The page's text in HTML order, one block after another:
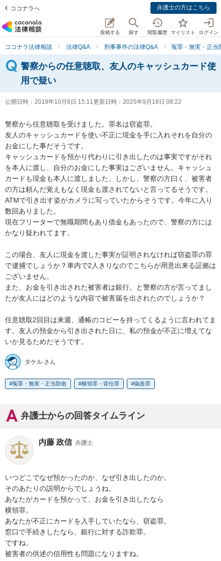
ココナラへ 弁護士の方はこちら
投稿する 探す 閲覧履歴 マイリスト ログイン
ココナラ法律相談 法律Q&A 刑事事件の法律Q&A 冤罪・無実・正当
警察からの任意聴取、友人のキャッシュカード使
用で疑い
公開日時： 2019年10月6日 15:11更新日時： 2025年9月18日 08:22
警察から任意聴取を受けました。罪名は窃盗罪。
友人のキャッシュカードを使い不正に現金を手に入れそれを自分の
お金にした事だそうです。
キャッシュカードを預かり代わりに引き出したのは事実ですがそれ
を本人に渡し、自分のお金にした事実はございません。キャッシュ
カードも現金も本人に渡しました。しかし、警察の方曰く、被害者
の方は頼んだ覚えもなく現金も渡されてないと言ってるそうです。
ATMで引き出す姿がカメラに写っていたからそうです。今年に入り
数回ありました。
現在フリーターで無職期間もあり借金もあったので、警察の方には
かなり疑われてます。
この場合、友人に現金を渡した事実が証明されなければ窃盗罪の罪
で逮捕でしょうか？車内で2人きりなのでこちらが用意出来る証拠は
ございません。
また、お金を引き出された被害者は銀行。と警察の方が言ってまし
たが友人にはどのような内容で被害届を出されたのでしょうか？
任意聴取2回目は来週、通帳のコピーを持ってくるように言われてま
す。友人の預金から引き出された日に、私の預金が不正に増えてな
いか見るためだそうです。
タケル さん
冤罪・無実・正当防衛 横領罪・背任罪 偽造罪
弁護士からの回答タイムライン
内藤 政信 弁護士
いつどこでなぜ預かったのか、なぜ引き出したのか。
そのあたりの説明からでしょうね。
あなたがカードを預かって、お金を引き出したなら
横領罪。
あなたが不正にカードを入手していたなら、窃盗罪。
窓口で手続きしたなら、銀行に対する詐欺罪。
ですね。
被害者の供述の信用性も問題になりますね。